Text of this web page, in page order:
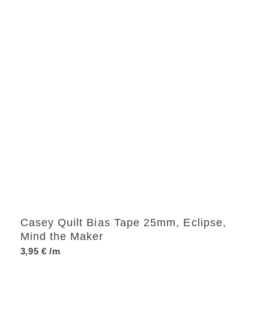
Casey Quilt Bias Tape 25mm, Eclipse,
Mind the Maker
3,95 € /m